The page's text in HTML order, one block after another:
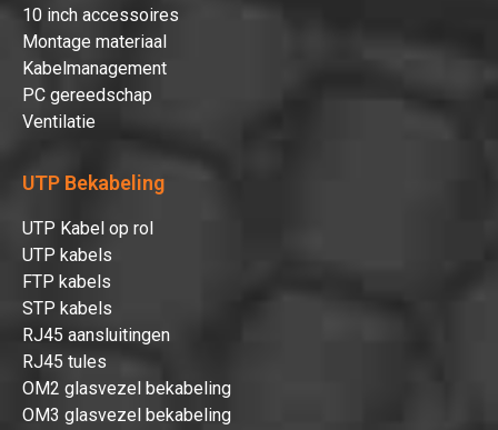
10 inch accessoires
Montage materiaal
Kabelmanagement
PC gereedschap
Ventilatie
UTP Bekabeling
UTP Kabel op rol
UTP kabels
FTP kabels
STP kabels
RJ45 aansluitingen
RJ45 tules
OM2 glasvezel bekabeling
OM3 glasvezel bekabeling